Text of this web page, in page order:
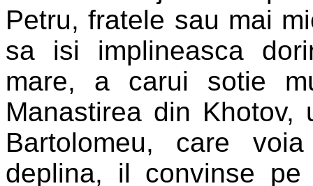
Petru, fratele sau mai
sa isi implineasca
mare, a carui sotie
Manastirea din
Bartolomeu, care
deplina, il convinse